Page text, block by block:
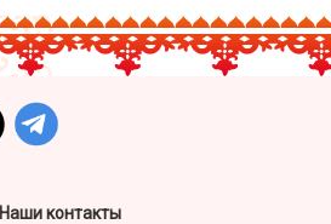
Наши контакты